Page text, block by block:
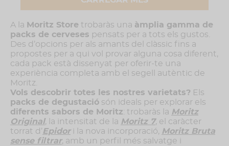
A la Moritz Store trobaràs una àmplia gamma de
packs de cerveses pensats per a tots els gustos.
Des d’opcions per als amants del clàssic fins a
propostes per a qui vol provar alguna cosa diferent,
cada pack està dissenyat per oferir-te una
experiència completa amb el segell autèntic de
Moritz.
Vols descobrir totes les nostres varietats? Els
packs de degustació són ideals per explorar els
diferents sabors de Moritz: trobaràs la Moritz
Original, la intensitat de la Moritz 7, el caràcter
torrat d’Epidori la nova incorporació, Moritz Bruta
sense filtrar, amb un perfil més salvatge i